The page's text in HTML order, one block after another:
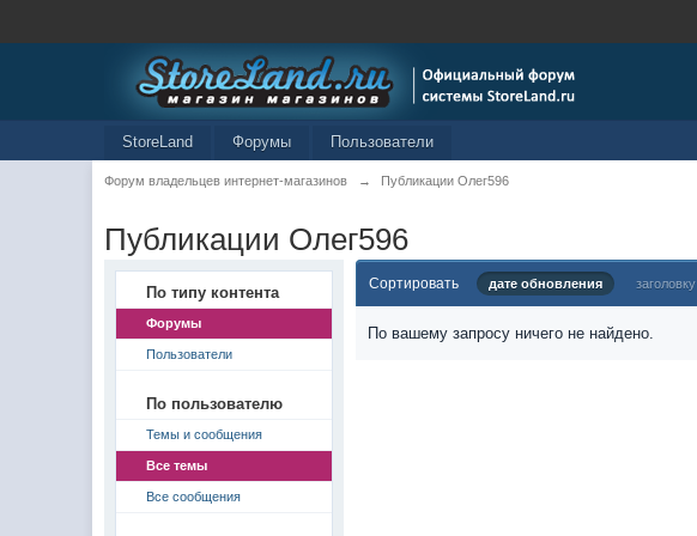
StoreLand Форумы Пользователи
Форум владельцев интернет-магазинов → Публикации Олег596
Публикации Олег596
По типу контента
Форумы
Пользователи
По пользователю
Темы и сообщения
Все темы
Все сообщения
Сортировать дате обновления заголовку
По вашему запросу ничего не найдено.